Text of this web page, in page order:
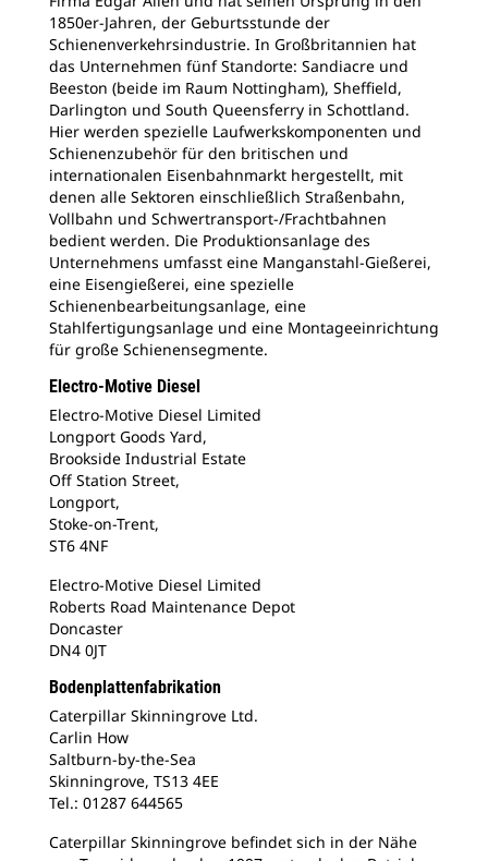
1850er-Jahren, der Geburtsstunde der
Schienenverkehrsindustrie. In Großbritannien hat
das Unternehmen fünf Standorte: Sandiacre und
Beeston (beide im Raum Nottingham), Sheffield,
Darlington und South Queensferry in Schottland.
Hier werden spezielle Laufwerkskomponenten und
Schienenzubehör für den britischen und
internationalen Eisenbahnmarkt hergestellt, mit
denen alle Sektoren einschließlich Straßenbahn,
Vollbahn und Schwertransport-/Frachtbahnen
bedient werden. Die Produktionsanlage des
Unternehmens umfasst eine Manganstahl-Gießerei,
eine Eisengießerei, eine spezielle
Schienenbearbeitungsanlage, eine
Stahlfertigungsanlage und eine Montageeinrichtung
für große Schienensegmente.
Electro-Motive Diesel
Electro-Motive Diesel Limited
Longport Goods Yard,
Brookside Industrial Estate
Off Station Street,
Longport,
Stoke-on-Trent,
ST6 4NF
Electro-Motive Diesel Limited
Roberts Road Maintenance Depot
Doncaster
DN4 0JT
Bodenplattenfabrikation
Caterpillar Skinningrove Ltd.
Carlin How
Saltburn-by-the-Sea
Skinningrove, TS13 4EE
Tel.: 01287 644565
Caterpillar Skinningrove befindet sich in der Nähe